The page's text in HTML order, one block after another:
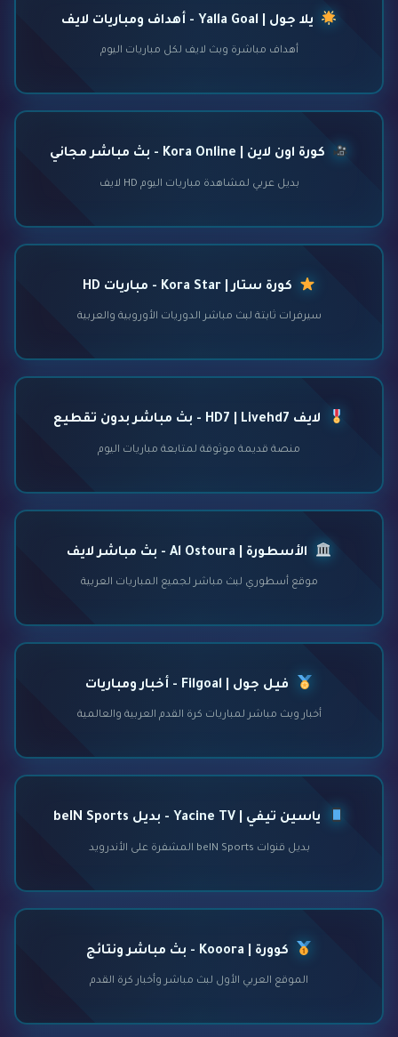
يلا جول | Yalla Goal - أهداف ومباريات لايف
أهداف مباشرة وبث لايف لكل مباريات اليوم
كورة اون لاين | Kora Online - بث مباشر مجاني
بديل عربي لمشاهدة مباريات اليوم HD لايف
كورة ستار | Kora Star - مباريات HD
سيرفرات ثابتة لبث مباشر الدوريات الأوروبية والعربية
لايف HD7 | Livehd7 - بث مباشر بدون تقطيع
منصة قديمة موثوقة لمتابعة مباريات اليوم
الأسطورة | Al Ostoura - بث مباشر لايف
موقع أسطوري لبث مباشر لجميع المباريات العربية
فيل جول | Filgoal - أخبار ومباريات
أخبار وبث مباشر لمباريات كرة القدم العربية والعالمية
ياسين تيفي | Yacine TV - بديل beIN Sports
بديل قنوات beIN Sports المشفرة على الأندرويد
كوورة | Kooora - بث مباشر ونتائج
الموقع العربي الأول لبث مباشر وأخبار كرة القدم